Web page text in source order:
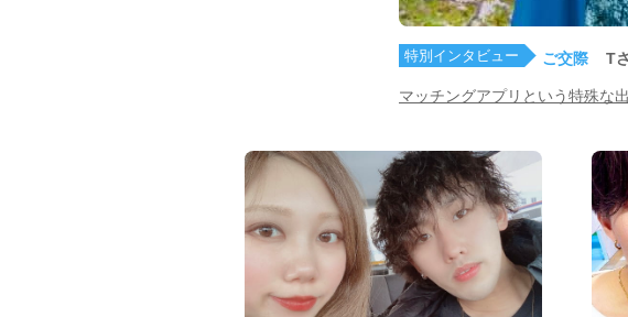
特別インタビュー ご交際 T
マッチングアプリという特殊な